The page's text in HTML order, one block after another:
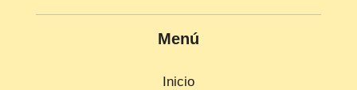
Menú
Inicio